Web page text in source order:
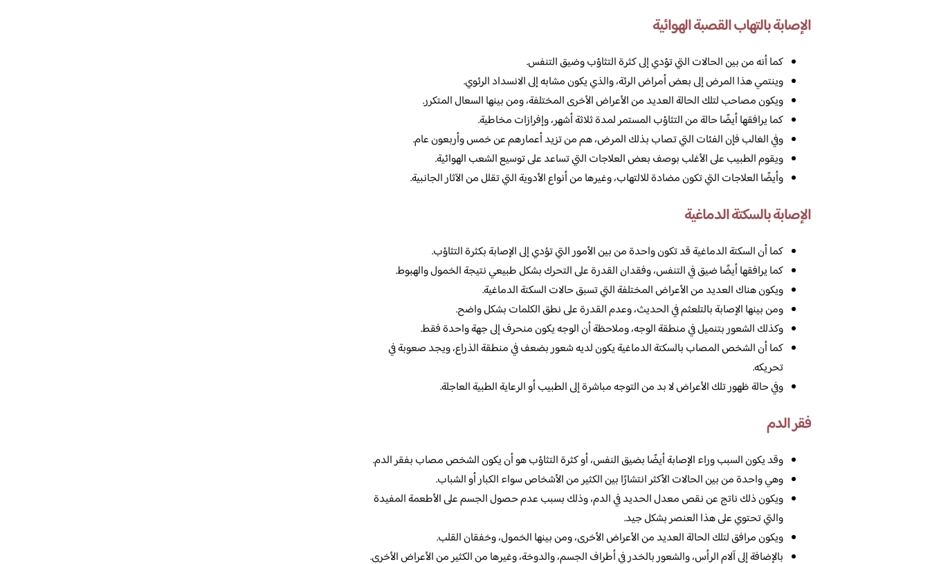
الإصابة بالتهاب القصبة الهوائية
كما أنه من بين الحالات التي تؤدي إلى كثرة التثاؤب وضيق التنفس.
وينتمي هذا المرض إلى بعض أمراض الرئة، والذي يكون مشابه إلى الانسداد الرئوي.
ويكون مصاحب لتلك الحالة العديد من الأعراض الأخرى المختلفة، ومن بينها السعال المتكرر.
كما يرافقها أيضًا حالة من التثاؤب المستمر لمدة ثلاثة أشهر، وإفرازات مخاطية.
وفي الغالب فإن الفئات التي تصاب بذلك المرض، هم من تزيد أعمارهم عن خمس وأربعون عام.
ويقوم الطبيب على الأغلب بوصف بعض العلاجات التي تساعد على توسيع الشعب الهوائية.
وأيضًا العلاجات التي تكون مضادة للالتهاب، وغيرها من أنواع الأدوية التي تقلل من الآثار الجانبية.
الإصابة بالسكتة الدماغية
كما أن السكتة الدماغية قد تكون واحدة من بين الأمور التي تؤدي إلى الإصابة بكثرة التثاؤب.
كما يرافقها أيضًا ضيق في التنفس، وفقدان القدرة على التحرك بشكل طبيعي نتيجة الخمول والهبوط.
ويكون هناك العديد من الأعراض المختلفة التي تسبق حالات السكتة الدماغية.
ومن بينها الإصابة بالتلعثم في الحديث، وعدم القدرة على نطق الكلمات بشكل واضح.
وكذلك الشعور بتنميل في منطقة الوجه، وملاحظة أن الوجه يكون منحرف إلى جهة واحدة فقط.
كما أن الشخص المصاب بالسكتة الدماغية يكون لديه شعور بضعف في منطقة الذراع، ويجد صعوبة في
تحريكه.
وفي حالة ظهور تلك الأعراض لا بد من التوجه مباشرة إلى الطبيب أو الرعاية الطبية العاجلة.
فقر الدم
وقد يكون السبب وراء الإصابة أيضًا بضيق النفس، أو كثرة التثاؤب هو أن يكون الشخص مصاب بفقر الدم.
وهي واحدة من بين الحالات الأكثر انتشارًا بين الكثير من الأشخاص سواء الكبار أو الشباب.
ويكون ذلك ناتج عن نقص معدل الحديد في الدم، وذلك بسبب عدم حصول الجسم على الأطعمة المفيدة
والتي تحتوي على هذا العنصر بشكل جيد.
ويكون مرافق لتلك الحالة العديد من الأعراض الأخرى، ومن بينها الخمول، وخفقان القلب.
بالإضافة إلى آلام الرأس، والشعور بالخدر في أطراف الجسم، والدوخة، وغيرها من الكثير من الأعراض الأخرى.